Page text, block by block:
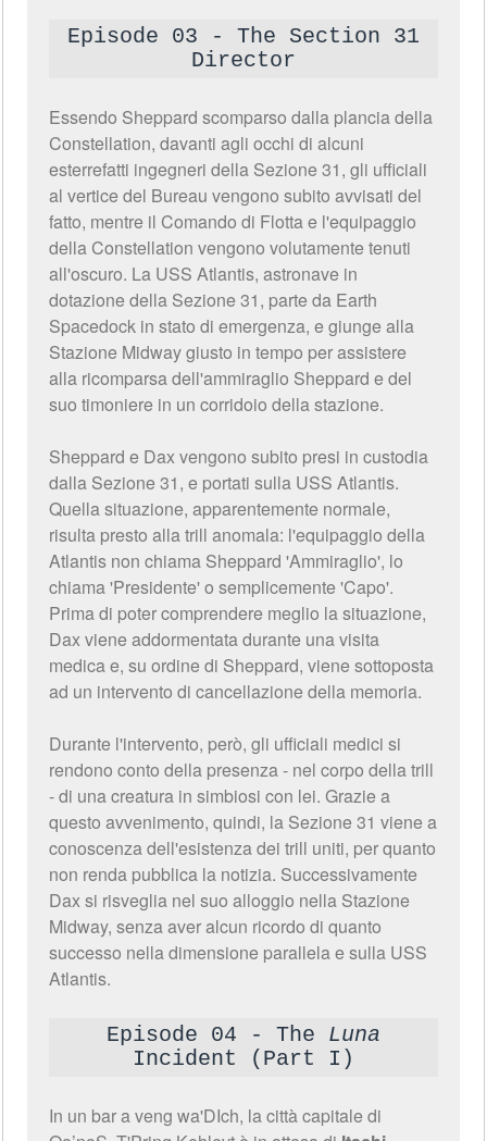
Episode 03 - The Section 31
Director
Essendo Sheppard scomparso dalla plancia della
Constellation, davanti agli occhi di alcuni
esterrefatti ingegneri della Sezione 31, gli ufficiali
al vertice del Bureau vengono subito avvisati del
fatto, mentre il Comando di Flotta e l'equipaggio
della Constellation vengono volutamente tenuti
all'oscuro. La USS Atlantis, astronave in
dotazione della Sezione 31, parte da Earth
Spacedock in stato di emergenza, e giunge alla
Stazione Midway giusto in tempo per assistere
alla ricomparsa dell'ammiraglio Sheppard e del
suo timoniere in un corridoio della stazione.
Sheppard e Dax vengono subito presi in custodia
dalla Sezione 31, e portati sulla USS Atlantis.
Quella situazione, apparentemente normale,
risulta presto alla trill anomala: l'equipaggio della
Atlantis non chiama Sheppard 'Ammiraglio', lo
chiama 'Presidente' o semplicemente 'Capo'.
Prima di poter comprendere meglio la situazione,
Dax viene addormentata durante una visita
medica e, su ordine di Sheppard, viene sottoposta
ad un intervento di cancellazione della memoria.
Durante l'intervento, però, gli ufficiali medici si
rendono conto della presenza - nel corpo della trill
- di una creatura in simbiosi con lei. Grazie a
questo avvenimento, quindi, la Sezione 31 viene a
conoscenza dell'esistenza dei trill uniti, per quanto
non renda pubblica la notizia. Successivamente
Dax si risveglia nel suo alloggio nella Stazione
Midway, senza aver alcun ricordo di quanto
successo nella dimensione parallela e sulla USS
Atlantis.
Episode 04 - The Luna
Incident (Part I)
In un bar a veng wa'DIch, la città capitale di